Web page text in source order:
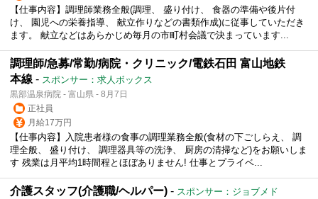
【仕事内容】調理師業務全般(調理、 盛り付け、 食器の準備や後片付
け、 園児への栄養指導、 献立作りなどの書類作成)に従事していただき
ます。 献立などはあらかじめ毎月の市町村会議で決まっています...
調理師/急募/常勤/病院・クリニック/電鉄石田 富山地鉄
本線 - スポンサー：求人ボックス
黒部温泉病院 - 富山県 - 8月7日
正社員
月給17万円
【仕事内容】入院患者様の食事の調理業務全般(食材の下ごしらえ、 調
理全般、 盛り付け、 調理器具等の洗浄、 厨房の清掃など)をお願いしま
す 残業は月平均1時間程とほぼありません! 仕事とプライベ...
介護スタッフ(介護職/ヘルパー) - スポンサー：ジョブメド